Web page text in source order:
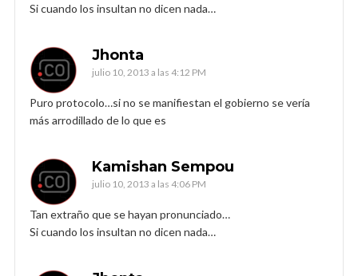
Si cuando los insultan no dicen nada…
Jhonta
julio 10, 2013 a las 4:12 PM
Puro protocolo…si no se manifiestan el gobierno se vería
más arrodillado de lo que es
Kamishan Sempou
julio 10, 2013 a las 4:06 PM
Tan extraño que se hayan pronunciado…
Si cuando los insultan no dicen nada…